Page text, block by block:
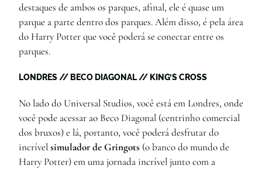
destaques de ambos os parques, afinal, ele é quase um
parque a parte dentro dos parques. Além disso, é pela área
do Harry Potter que você poderá se conectar entre os
parques.
LONDRES // BECO DIAGONAL // KING’S CROSS
No lado do Universal Studios, você está em Londres, onde
você pode acessar ao Beco Diagonal (centrinho comercial
dos bruxos) e lá, portanto, você poderá desfrutar do
incrívelsimulador de Gringots (o banco do mundo de
Harry Potter) em uma jornada incrível junto com a